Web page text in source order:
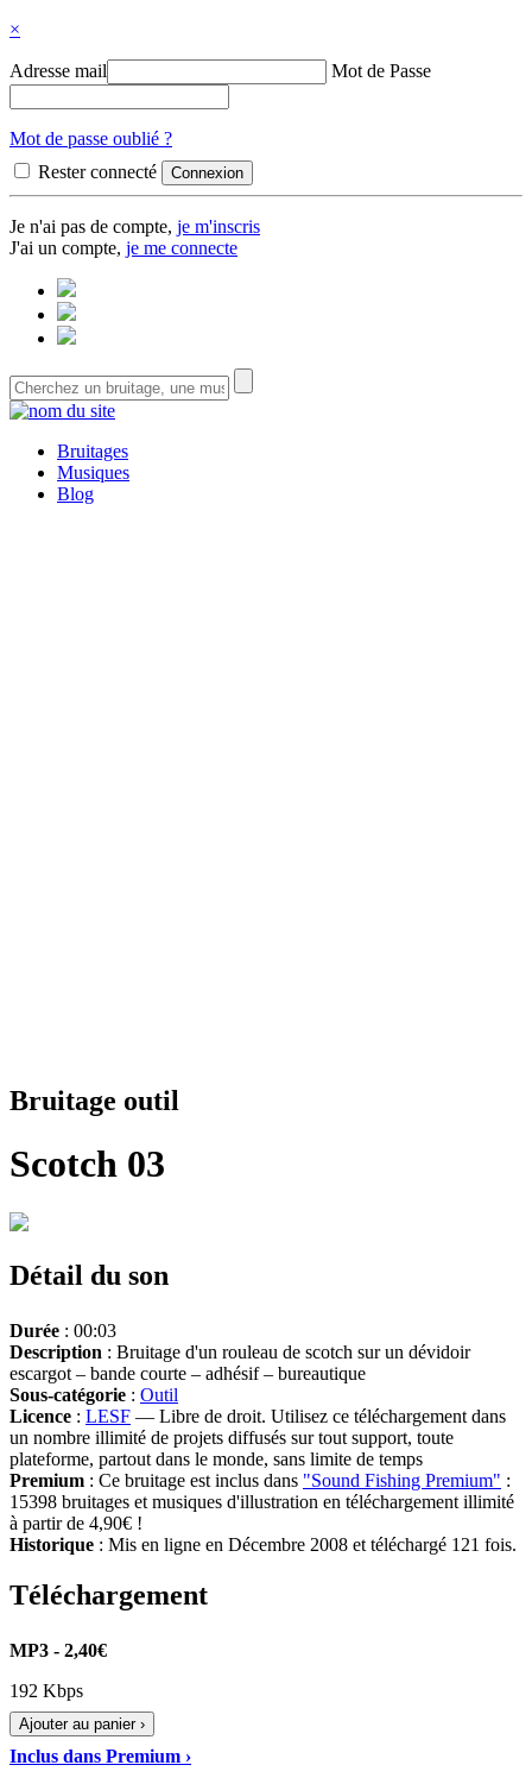
×
Adresse mail Mot de Passe
Mot de passe oublié ?
Rester connecté
Je n'ai pas de compte, je m'inscris
J'ai un compte, je me connecte
Bruitages
Musiques
Blog
Bruitage outil
Scotch 03
Détail du son
Durée : 00:03
Description : Bruitage d'un rouleau de scotch sur un dévidoir
escargot – bande courte – adhésif – bureautique
Sous-catégorie : Outil
Licence : LESF — Libre de droit. Utilisez ce téléchargement dans
un nombre illimité de projets diffusés sur tout support, toute
plateforme, partout dans le monde, sans limite de temps
Premium : Ce bruitage est inclus dans "Sound Fishing Premium" :
15398 bruitages et musiques d'illustration en téléchargement illimité
à partir de 4,90€ !
Historique : Mis en ligne en Décembre 2008 et téléchargé 121 fois.
Téléchargement
MP3 - 2,40€
192 Kbps
Ajouter au panier ›
Inclus dans Premium ›